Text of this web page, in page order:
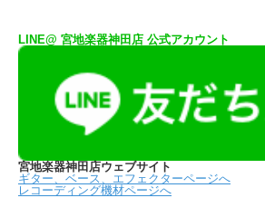
LINE@ 宮地楽器神田店 公式アカウント
宮地楽器神田店ウェブサイト
ギター、ベース、エフェクターページへ
レコーディング機材ページへ